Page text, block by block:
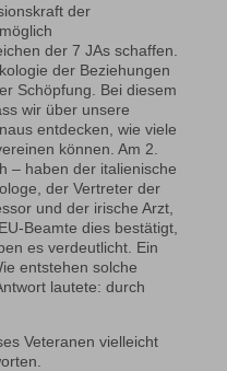
der
der 7 JAs schaffen.
der Beziehungen
Schöpfung. Bei diesem
wir über unsere
entdecken, wie viele
können. Am 2.
– haben der italienische
der Vertreter der
und der irische Arzt,
Beamte dies bestätigt,
es verdeutlicht. Ein
entstehen solche
lautete: durch
Veteranen vielleicht